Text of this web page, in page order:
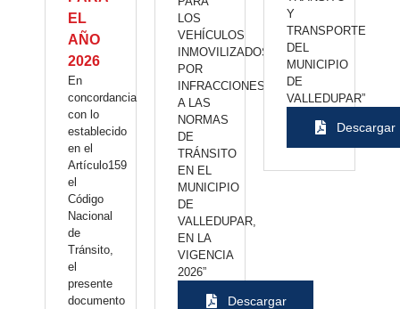
EL
AÑO
2026
En
concordancia
con lo
establecido
en el
Artículo159
el
Código
Nacional
de
Tránsito,
el
presente
documento
LOS
VEHÍCULOS
INMOVILIZADOS
POR
INFRACCIONES
A LAS
NORMAS
DE
TRÁNSITO
EN EL
MUNICIPIO
DE
VALLEDUPAR,
EN LA
VIGENCIA
2026”
Descargar
Y
TRANSPORTE
DEL
MUNICIPIO
DE
VALLEDUPAR”
Descargar